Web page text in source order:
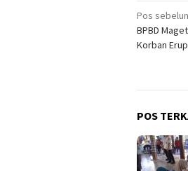
pos
Pos
BPBD
Korban
POS